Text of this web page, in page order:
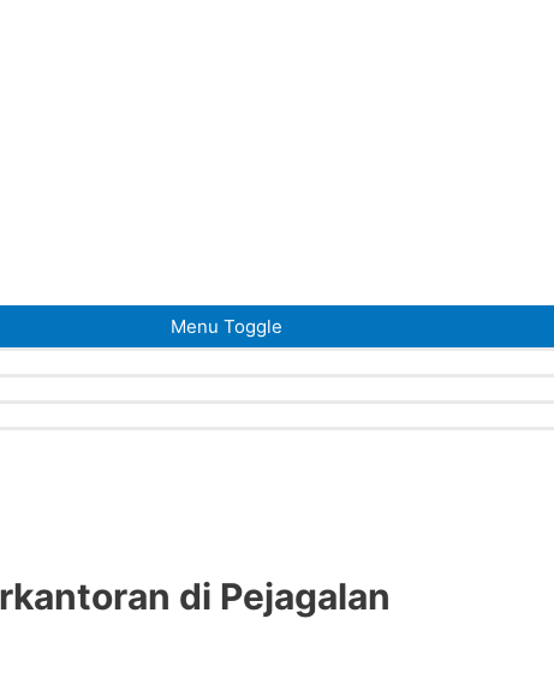
Menu Toggle
di Pejagalan